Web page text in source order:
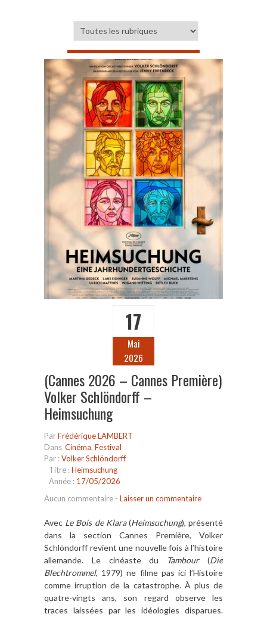
17
Mai
2026
(Cannes 2026 – Cannes Première)
Volker Schlöndorff –
Heimsuchung
ParFrédérique LAMBERT
Dans Cinéma, Festival
Par :Volker Schlöndorff
Titre :Heimsuchung
Année : 17/05/2026
Aucun commentaire - Laisser un commentaire
Avec Le Bois de Klara(Heimsuchung), présenté
dans la section Cannes Première, Volker
Schlöndorff revient une nouvelle fois à l’histoire
allemande. Le cinéaste du
Tambour(Die
Blechtrommel, 1979) ne filme pas ici l’Histoire
comme irruption de la catastrophe. À plus de
quatre-vingts ans, son regard observe les
traces laissées par les idéologies disparues.